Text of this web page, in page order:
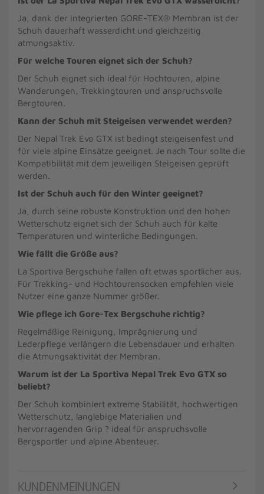
Ja, dank der integrierten GORE-TEX® Membran ist der
Schuh dauerhaft wasserdicht und gleichzeitig
atmungsaktiv.
Für welche Touren eignet sich der Schuh?
Der Schuh eignet sich ideal für Hochtouren, alpine
Wanderungen, Trekkingtouren und anspruchsvolle
Bergtouren.
Kann der Schuh mit Steigeisen verwendet werden?
Der Nepal Trek Evo GTX ist bedingt steigeisenfest und
für viele alpine Einsätze geeignet. Je nach Tour sollte die
Kompatibilität mit dem jeweiligen Steigeisen geprüft
werden.
Ist der Schuh auch für den Winter geeignet?
Ja, durch seine robuste Konstruktion und den hohen
Wetterschutz eignet sich der Schuh auch für kalte
Temperaturen und winterliche Bedingungen.
Wie fällt die Größe aus?
La Sportiva Bergschuhe fallen oft etwas sportlicher aus.
Für Trekking- und Hochtourensocken empfehlen viele
Nutzer eine ganze Nummer größer.
Wie pflege ich Gore-Tex Bergschuhe richtig?
Regelmäßige Reinigung, Imprägnierung und
Lederpflege verlängern die Lebensdauer und erhalten
die Atmungsaktivität der Membran.
Warum ist der La Sportiva Nepal Trek Evo GTX so
beliebt?
Der Schuh kombiniert extreme Stabilität, hochwertigen
Wetterschutz, langlebige Materialien und
hervorragenden Grip ? ideal für anspruchsvolle
Bergsportler und alpine Abenteuer.
KUNDENMEINUNGEN